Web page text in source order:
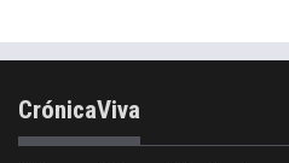
CrónicaViva